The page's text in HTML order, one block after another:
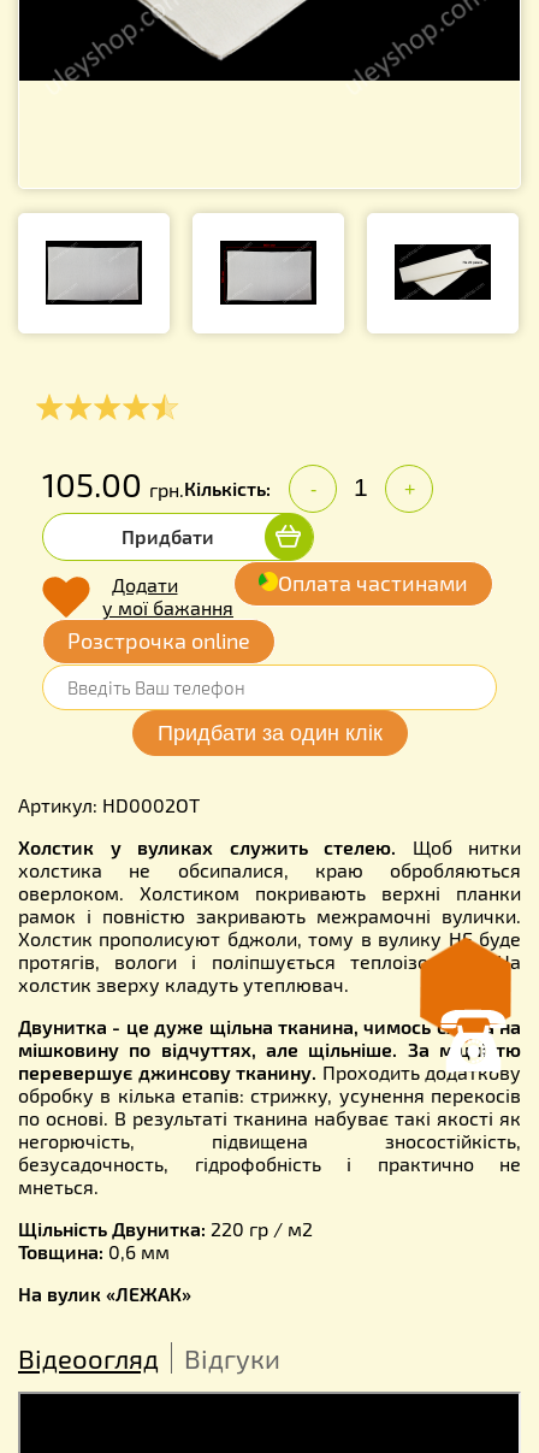
105.00 грн.Кількість: - +
Придбати
Додати
у мої бажання
Оплата частинами
Розстрочка online
Артикул: HD0002OT
Холстик у вуликах служить стелею. Щоб нитки
холстика не обсипалися, краю обробляються
оверлоком. Холстиком покривають верхні планки
рамок і повністю закривають межрамочні вулички.
Холстик прополисуют бджоли, тому в вулику НЕ буде
протягів, вологи і поліпшується теплоізоляція. На
холстик зверху кладуть утеплювач.
Двунитка - це дуже щільна тканина, чимось схожа на
мішковину по відчуттях, але щільніше. За міцністю
перевершує джинсову тканину. Проходить додаткову
обробку в кілька етапів: стрижку, усунення перекосів
по основі. В результаті тканина набуває такі якості як
негорючість, підвищена зносостійкість,
безусадочность, гідрофобність і практично не
мнеться.
Щільність Двунитка: 220 гр / м2
Товщина: 0,6 мм
На вулик «ЛЕЖАК»
Відеоогляд Відгуки